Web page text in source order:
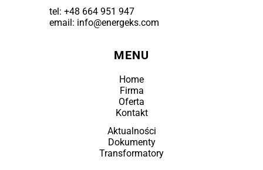
tel: +48 664 951 947
email: info@energeks.com
MENU
Home
Firma
Oferta
Kontakt
Aktualności
Dokumenty
Transformatory